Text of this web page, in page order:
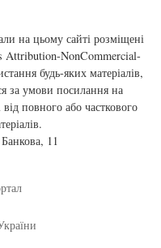
на цьому сайті розміщені
Attribution-NonCommercial-
будь-яких матеріалів,
за умови посилання на
повного або часткового
11